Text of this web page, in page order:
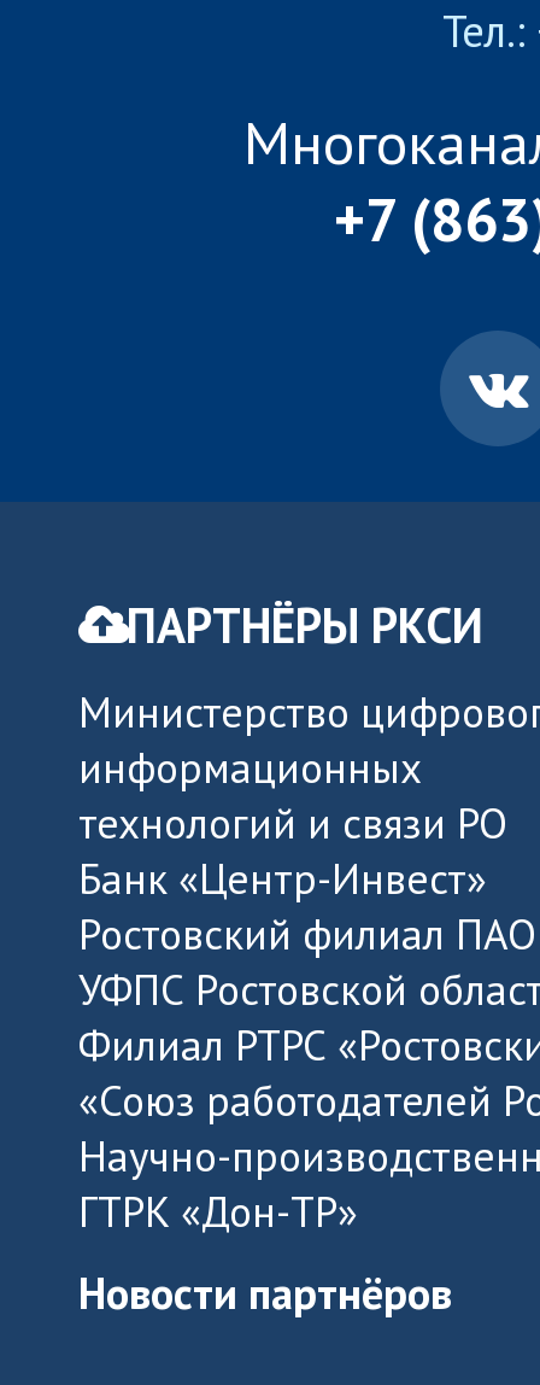
+7
ПАРТНЁРЫ РКСИ
Министерство
информационных
технологий и связи РО
Банк «Центр-Инвест»
Ростовский филиал
УФПС Ростовской
Филиал РТРС
«Союз работодателей
Научно-
ГТРК «Дон-ТР»
Новости партнёров